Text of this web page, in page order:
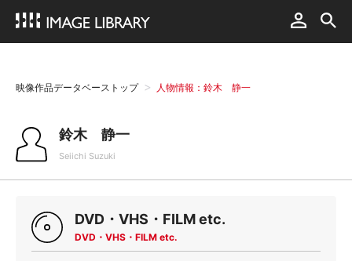
映像作品データベーストップ 人物情報：鈴木 静一
鈴木 静一
Seiichi Suzuki
DVD・VHS・FILM etc.
DVD・VHS・FILM etc.